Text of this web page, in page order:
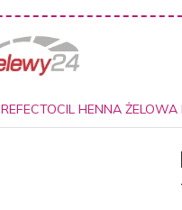
REFECTOCIL HENNA